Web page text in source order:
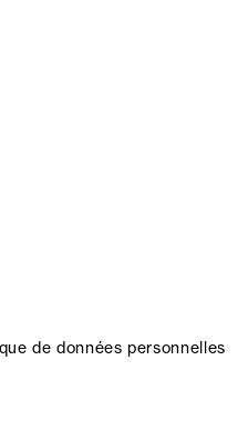
de données personnelles